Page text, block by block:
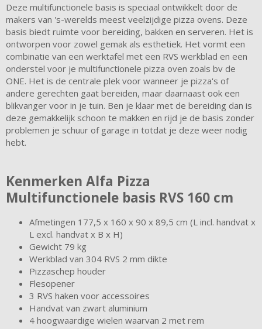
Deze multifunctionele basis is speciaal ontwikkelt door de
makers van 's-werelds meest veelzijdige pizza ovens. Deze
basis biedt ruimte voor bereiding, bakken en serveren. Het is
ontworpen voor zowel gemak als esthetiek. Het vormt een
combinatie van een werktafel met een RVS werkblad en een
onderstel voor je multifunctionele pizza oven zoals bv de
ONE. Het is de centrale plek voor wanneer je pizza's of
andere gerechten gaat bereiden, maar daarnaast ook een
blikvanger voor in je tuin. Ben je klaar met de bereiding dan is
deze gemakkelijk schoon te makken en rijd je de basis zonder
problemen je schuur of garage in totdat je deze weer nodig
hebt.
Kenmerken Alfa Pizza
Multifunctionele basis RVS 160 cm
Afmetingen 177,5 x 160 x 90 x 89,5 cm (L incl. handvat x
L excl. handvat x B x H)
Gewicht 79 kg
Werkblad van 304 RVS 2 mm dikte
Pizzaschep houder
Flesopener
3 RVS haken voor accessoires
Handvat van zwart aluminium
4 hoogwaardige wielen waarvan 2 met rem